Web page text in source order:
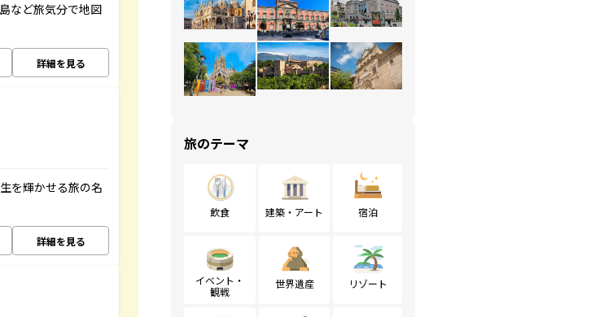
など旅気分で地図
詳細を見る
を輝かせる旅の名
詳細を見る
旅のテーマ
飲食 建築・アート 宿泊
イベント・
観戦
世界遺産 リゾート